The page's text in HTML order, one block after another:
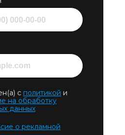
с политикой и
на обработку
данных
о рекламной